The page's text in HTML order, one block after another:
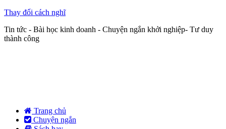
Thay đổi cách nghĩ
Tin tức - Bài học kinh doanh - Chuyện ngắn khởi nghiệp- Tư duy
thành công
Trang chủ
Chuyện ngắn